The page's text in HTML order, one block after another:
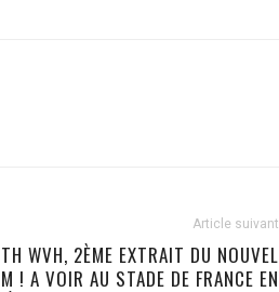
Article suivant
WVH, 2ÈME EXTRAIT DU NOUVEL
! A VOIR AU STADE DE FRANCE EN